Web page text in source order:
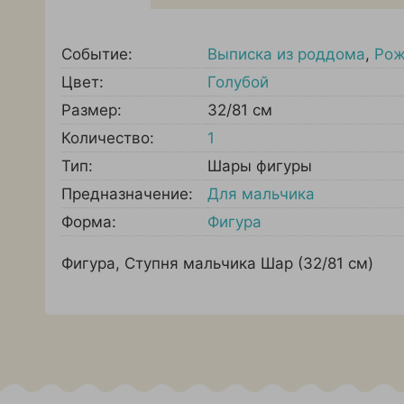
Событие: Выписка из роддома,
Цвет:
Голубой
Размер:
32/81 см
Количество:
1
Тип:
Шары фигуры
Предназначение:
Для мальчика
Форма:
Фигура
Фигура, Ступня мальчика Шар (32/81 см)